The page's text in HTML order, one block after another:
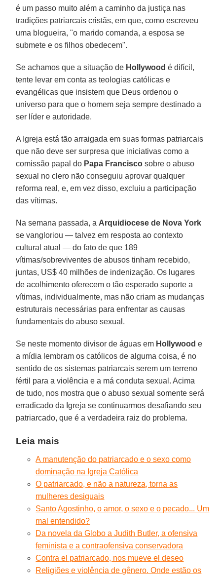
é um passo muito além a caminho da justiça nas
tradições patriarcais cristãs, em que, como escreveu
uma blogueira, "o marido comanda, a esposa se
submete e os filhos obedecem".
Se achamos que a situação de Hollywood é difícil,
tente levar em conta as teologias católicas e
evangélicas que insistem que Deus ordenou o
universo para que o homem seja sempre destinado a
ser líder e autoridade.
A Igreja está tão arraigada em suas formas patriarcais
que não deve ser surpresa que iniciativas como a
comissão papal do Papa Francisco sobre o abuso
sexual no clero não conseguiu aprovar qualquer
reforma real, e, em vez disso, excluiu a participação
das vítimas.
Na semana passada, a Arquidiocese de Nova York
se vangloriou — talvez em resposta ao contexto
cultural atual — do fato de que 189
vítimas/sobreviventes de abusos tinham recebido,
juntas, US$ 40 milhões de indenização. Os lugares
de acolhimento oferecem o tão esperado suporte a
vítimas, individualmente, mas não criam as mudanças
estruturais necessárias para enfrentar as causas
fundamentais do abuso sexual.
Se neste momento divisor de águas em Hollywood e
a mídia lembram os católicos de alguma coisa, é no
sentido de os sistemas patriarcais serem um terreno
fértil para a violência e a má conduta sexual. Acima
de tudo, nos mostra que o abuso sexual somente será
erradicado da Igreja se continuarmos desafiando seu
patriarcado, que é a verdadeira raiz do problema.
Leia mais
A manutenção do patriarcado e o sexo como
dominação na Igreja Católica
O patriarcado, e não a natureza, torna as
mulheres desiguais
Santo Agostinho, o amor, o sexo e o pecado... Um
mal entendido?
Da novela da Globo a Judith Butler, a ofensiva
feminista e a contraofensiva conservadora
Contra el patriarcado, nos mueve el deseo
Religiões e violência de gênero. Onde estão os